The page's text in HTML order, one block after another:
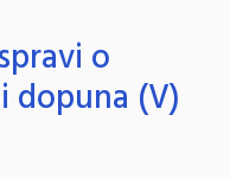
o
dopuna (V)